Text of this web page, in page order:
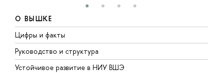
О ВЫШКЕ
Цифры и факты
Руководство и структура
Устойчивое развитие в НИУ ВШЭ